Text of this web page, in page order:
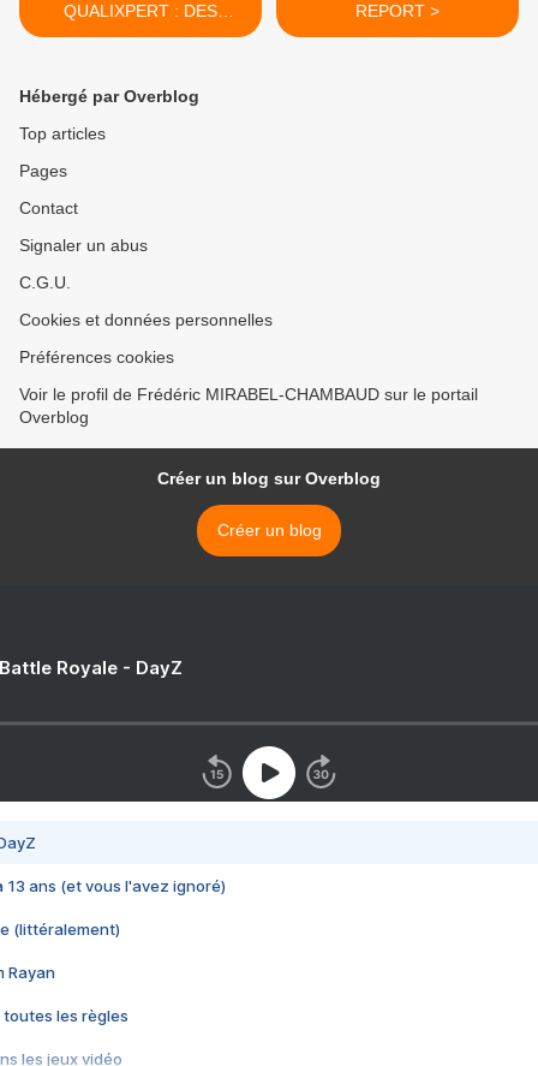
QUALIXPERT : DES
NOUVELLES DATES POUR
REPORT >
Hébergé par Overblog
Top articles
Pages
Contact
Signaler un abus
C.G.U.
Cookies et données personnelles
Préférences cookies
Voir le profil de Frédéric MIRABEL-CHAMBAUD sur le portail
Overblog
Créer un blog sur Overblog
Créer un blog
Royale - DayZ
13 ans (et vous l'avez ignoré)
(littéralement)
Rayan
toutes les règles
les jeux vidéo